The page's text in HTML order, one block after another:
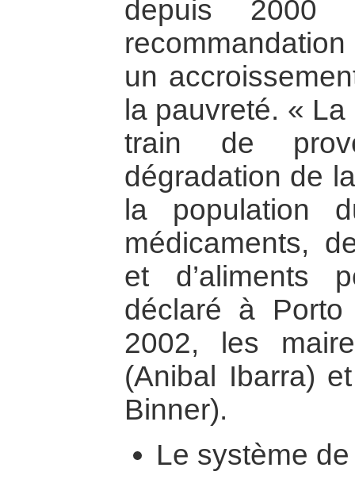
depuis 2000
un
la pauvreté. «
train de
dégradation de
la population
médicaments,
et d’aliments
déclaré à
2002, les
(Anibal Ibarra)
Binner).
Le système